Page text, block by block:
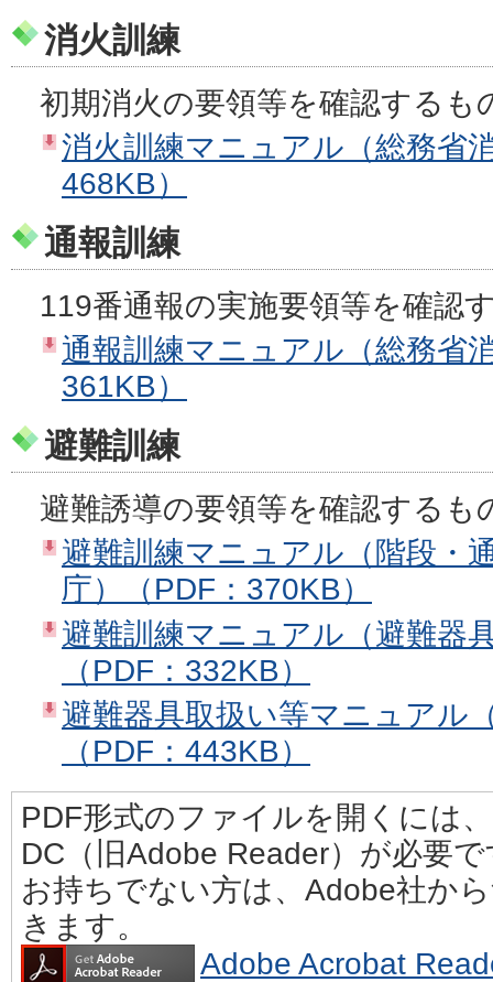
消火訓練
初期消火の要領等を確認するも
消火訓練マニュアル（総務省
468KB）
通報訓練
119番通報の実施要領等を確認
通報訓練マニュアル（総務省
361KB）
避難訓練
避難誘導の要領等を確認するも
避難訓練マニュアル（階段・
庁）（PDF：370KB）
避難訓練マニュアル（避難器
（PDF：332KB）
避難器具取扱い等マニュアル
（PDF：443KB）
PDF形式のファイルを開くには
DC（旧Adobe Reader）が必要
お持ちでない方は、Adobe社か
きます。
Adobe Acrobat